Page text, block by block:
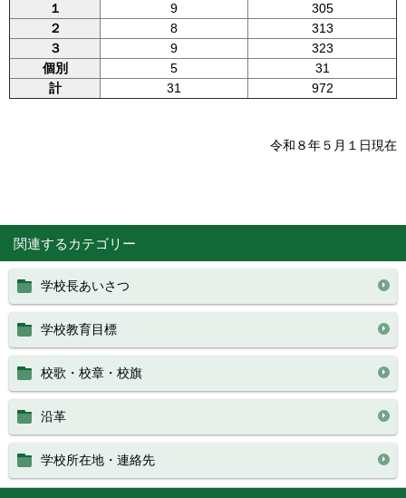
１
9
305
２
8
313
３
9
323
個別
5
31
計
31 972
令和８年５月１日現在
関連するカテゴリー
学校長あいさつ
学校教育目標
校歌・校章・校旗
沿革
学校所在地・連絡先